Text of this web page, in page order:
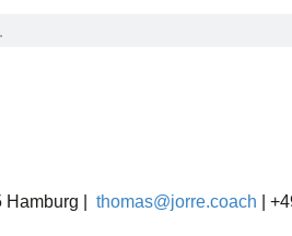
Hamburg | thomas@jorre.coach |